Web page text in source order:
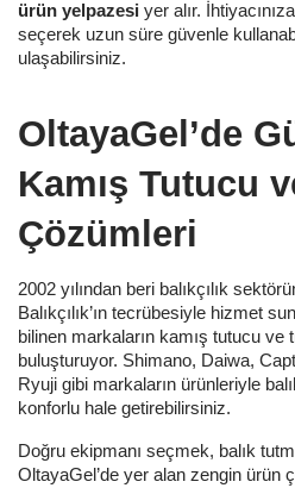
ürün yelpazesi yer alır.
seçerek uzun süre güvenle
ulaşabilirsiniz.
OltayaGel’de
Kamış Tutucu
Çözümleri
2002 yılından beri balıkçılık
Balıkçılık’ın tecrübesiyle hizmet
bilinen markaların kamış tutucu
buluşturuyor. Shimano, Daiwa,
Ryuji gibi markaların ürünleriyle
konforlu hale getirebilirsiniz.
Doğru ekipmanı seçmek, balık
OltayaGel’de yer alan zengin ürün